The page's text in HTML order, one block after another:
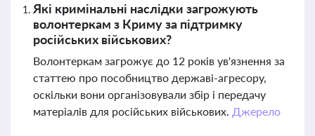
Які кримінальні наслідки загрожують
волонтеркам з Криму за підтримку
російських військових?
Волонтеркам загрожує до 12 років ув'язнення за
статтею про пособництво державі-агресору,
оскільки вони організовували збір і передачу
матеріалів для російських військових. Джерело